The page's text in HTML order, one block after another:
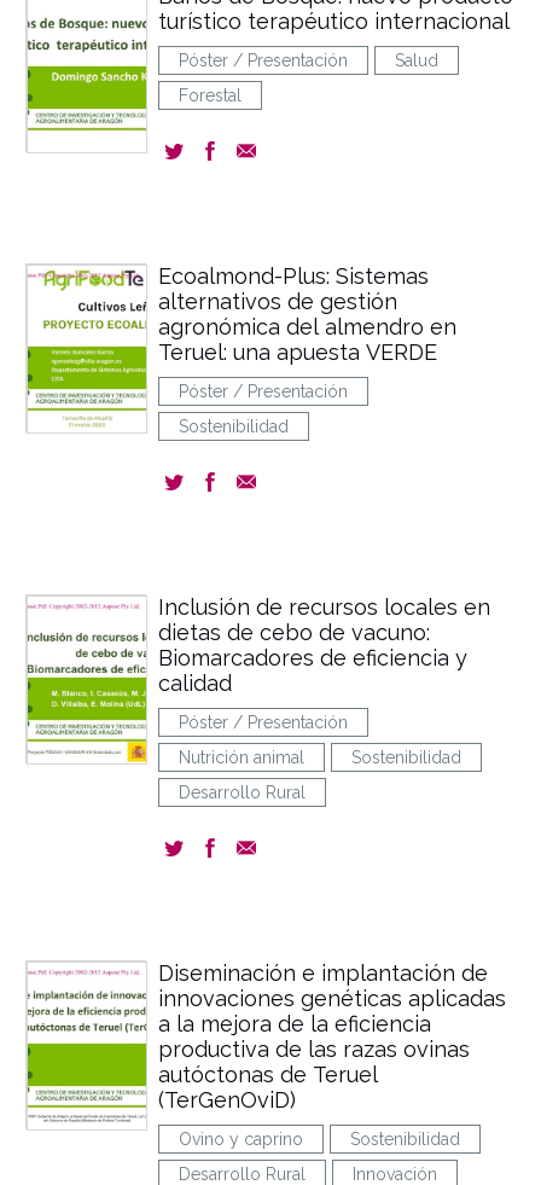
turístico terapéutico internacional
Póster / Presentación
Salud
Forestal
Ecoalmond-Plus: Sistemas
alternativos de gestión
agronómica del almendro en
Teruel: una apuesta VERDE
Póster / Presentación
Sostenibilidad
Inclusión de recursos locales en
dietas de cebo de vacuno:
Biomarcadores de eficiencia y
calidad
Póster / Presentación
Nutrición animal
Sostenibilidad
Desarrollo Rural
Diseminación e implantación de
innovaciones genéticas aplicadas
a la mejora de la eficiencia
productiva de las razas ovinas
autóctonas de Teruel
(TerGenOviD)
Ovino y caprino
Sostenibilidad
Desarrollo Rural
Innovación